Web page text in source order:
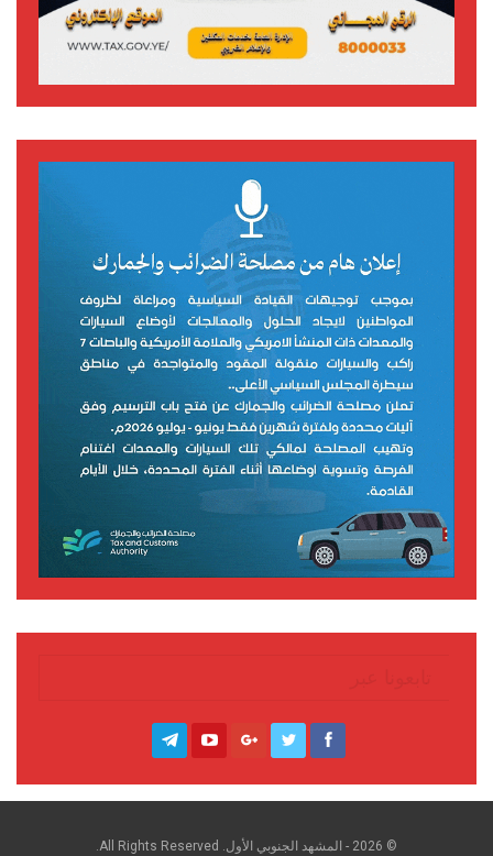
© 2026 - المشهد الجنوبي الأول. All Rights Reserved.